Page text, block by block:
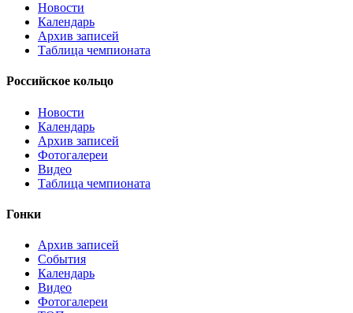
Новости
Календарь
Архив записей
Таблица чемпионата
Российское кольцо
Новости
Календарь
Архив записей
Фотогалереи
Видео
Таблица чемпионата
Гонки
Архив записей
События
Календарь
Видео
Фотогалереи